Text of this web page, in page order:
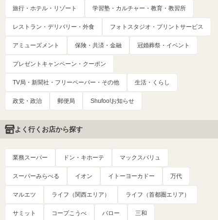
旅行・ホテル・リゾート 学習塾・カルチャー・教育・教習所
レストラン・デリバリー・外食 フォトスタジオ・プリントサービス
アミューズメント 保険・共済・金融 冠婚葬祭・イベント
プレゼントキャンペーン・クーポン
TV局・新聞社・フリーペーパー・その他 生活・くらし
政党・政治 郵便局 Shufoo!お知らせ
よく行くお店から探す
業務スーパー ドン・キホーテ マックスバリュ
スーパーみらべる イオン イトーヨーカドー 万代
マルエツ ライフ（関西エリア） ライフ（首都圏エリア）
サミット コープこうべ バロー 三和